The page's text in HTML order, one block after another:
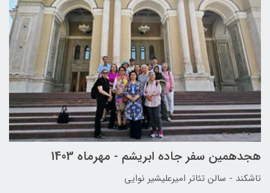
هجدهمین سفر جاده ابریشم - مهرماه 1403
تاشکند - سالن تئاتر امیرعلیشیر نوایی